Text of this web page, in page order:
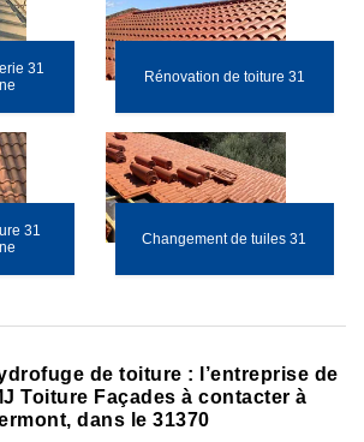
31
Rénovation de toiture 31
31
Changement de tuiles 31
de toiture : l’entreprise de
Toiture Façades à contacter à
dans le 31370